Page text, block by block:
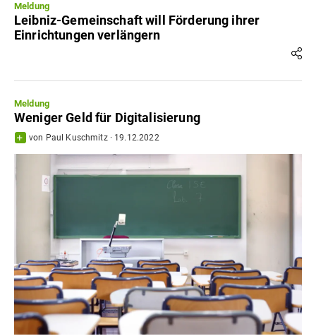
Meldung
Leibniz-Gemeinschaft will Förderung ihrer
Einrichtungen verlängern
Meldung
Weniger Geld für Digitalisierung
von Paul Kuschmitz· 19.12.2022